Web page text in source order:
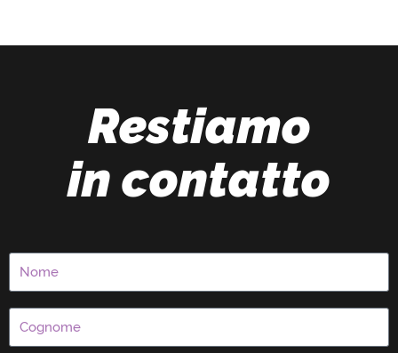
Restiamo
in contatto